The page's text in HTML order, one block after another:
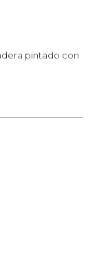
pintado con